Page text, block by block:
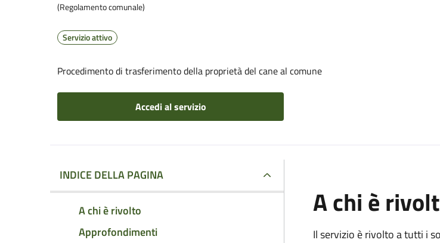
(Regolamento comunale)
Servizio attivo
Procedimento di trasferimento della proprietà del cane al comune
Accedi al servizio
INDICE DELLA PAGINA
A chi è rivolto
Approfondimenti
A chi è
Il servizio è rivolto a tutti i